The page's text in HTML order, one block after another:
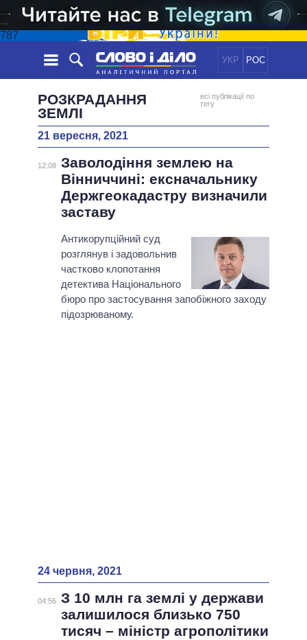
787
УКР РОС
НОВИНИ
СТРІЧКА
ПОДІЇ
СТАТТІ
ДУМКИ
ОГЛЯДИ
ПОЛІТИКА
ЕКОНОМІКА
СУСПІЛЬСТВО
ОБIЦЯНКИ
ПОЛIТИКИ
УСІ ПОЛІТИКИ
ПРЕЗИДЕНТ І ОФІС
КАБІНЕТ МІНІСТРІВ
ГОЛОВИ ОБЛАДМІНІСТРАЦІЙ
МЕРИ МІСТ
ВСІ ПЕРСОНИ
ІНФОГРАФІКА
ПІДТРИМАТИ
ПОРІВНЯННЯ ПОЛІТИКІВ
РОЗКРАДАННЯ
ЗЕМЛІ
всі публікації по
тегу
21 вересня, 2021
12:08 Заволодіння землею на
Вінниччині: ексначальнику
Держгеокадастру визначили
заставу
Антикорупційний суд
розглянув і задовольнив
частково клопотання
детектива Національного
бюро про застосування запобіжного заходу
підозрюваному.
24 червня, 2021
04:56 З 10 млн га землі у держави
залишилося близько 750
тисяч – міністр агрополітики